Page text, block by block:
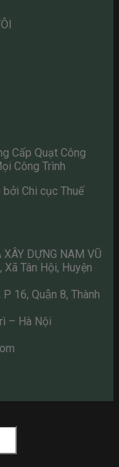
Cấp Quạt Công
Công Trình
Chi cục Thuế
XÂY DỰNG NAM VŨ
Tân Hội, Huyện
16, Quận 8, Thành
– Hà Nội